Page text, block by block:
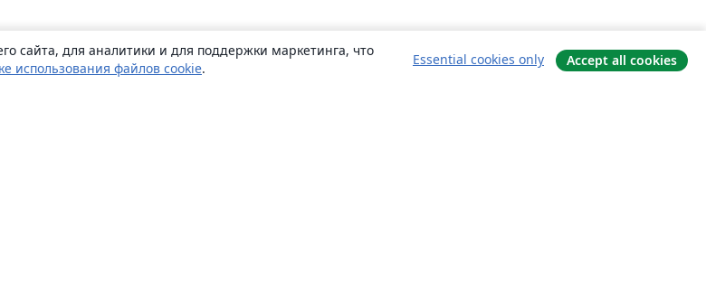
сайта, для аналитики и для поддержки маркетинга, что
использования файлов cookie.
Essential cookies only Accept all cookies